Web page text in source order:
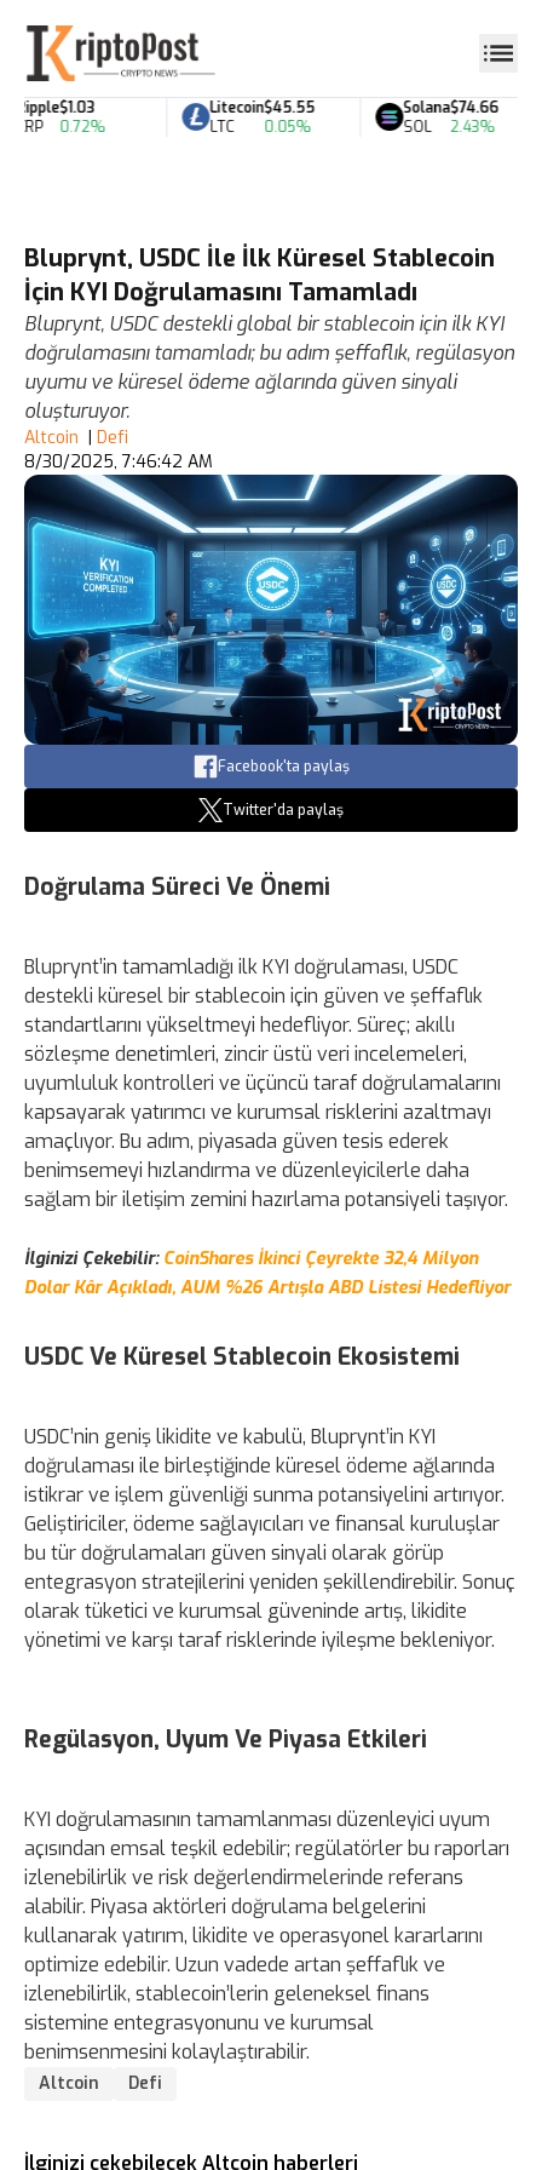
Ripple
XRP
$1.03
0.72%
Litecoin
LTC
$45.55
0.05%
Solana
SOL
$74.66
2.43%
Bluprynt, USDC İle İlk Küresel Stablecoin
İçin KYI Doğrulamasını Tamamladı
Bluprynt, USDC destekli global bir stablecoin için ilk KYI
doğrulamasını tamamladı; bu adım şeffaflık, regülasyon
uyumu ve küresel ödeme ağlarında güven sinyali
oluşturuyor.
Altcoin | Defi
8/30/2025, 7:46:42 AM
Facebook'ta paylaş
Twitter'da paylaş
Doğrulama Süreci Ve Önemi
Bluprynt’in tamamladığı ilk KYI doğrulaması, USDC
destekli küresel bir stablecoin için güven ve şeffaflık
standartlarını yükseltmeyi hedefliyor. Süreç; akıllı
sözleşme denetimleri, zincir üstü veri incelemeleri,
uyumluluk kontrolleri ve üçüncü taraf doğrulamalarını
kapsayarak yatırımcı ve kurumsal risklerini azaltmayı
amaçlıyor. Bu adım, piyasada güven tesis ederek
benimsemeyi hızlandırma ve düzenleyicilerle daha
sağlam bir iletişim zemini hazırlama potansiyeli taşıyor.
İlginizi Çekebilir: CoinShares İkinci Çeyrekte 32,4 Milyon
Dolar Kâr Açıkladı, AUM %26 Artışla ABD Listesi Hedefliyor
USDC Ve Küresel Stablecoin Ekosistemi
USDC’nin geniş likidite ve kabulü, Bluprynt’in KYI
doğrulaması ile birleştiğinde küresel ödeme ağlarında
istikrar ve işlem güvenliği sunma potansiyelini artırıyor.
Geliştiriciler, ödeme sağlayıcıları ve finansal kuruluşlar
bu tür doğrulamaları güven sinyali olarak görüp
entegrasyon stratejilerini yeniden şekillendirebilir. Sonuç
olarak tüketici ve kurumsal güveninde artış, likidite
yönetimi ve karşı taraf risklerinde iyileşme bekleniyor.
Regülasyon, Uyum Ve Piyasa Etkileri
KYI doğrulamasının tamamlanması düzenleyici uyum
açısından emsal teşkil edebilir; regülatörler bu raporları
izlenebilirlik ve risk değerlendirmelerinde referans
alabilir. Piyasa aktörleri doğrulama belgelerini
kullanarak yatırım, likidite ve operasyonel kararlarını
optimize edebilir. Uzun vadede artan şeffaflık ve
izlenebilirlik, stablecoin’lerin geleneksel finans
sistemine entegrasyonunu ve kurumsal
benimsenmesini kolaylaştırabilir.
Altcoin Defi
İlginizi çekebilecek Altcoin haberleri